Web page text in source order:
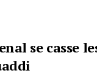
se casse